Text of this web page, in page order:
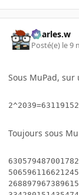
Charles.w
Posté(e) le 9
Sous MuPad, sur
Toujours sous
630579487001782335726002615792364094952165878414343610620052345960454000623869717150110134871530406526\
506596116621245692979780766018454723814941962225280444496680617986892514285389144879868315356003294016\
268897967389615776485793286944718984742918155008669160686304394046689980772947571955818313574524053261\
334280151435474048213519731874464008804365682389586791274105235358818815781558634177999971887863992158\
897446085044123998978046463312787515180116167648729645857420185283426852765196485647629155480382695950\
964878246182512241779417530644366508296359890621342374743216814827298677837537127191389325078789702161\
244755212399071022208336288737320260669289128618363837680219125084636139500779965085831721640867438122\
082462575279544168944143807852182258001494675170105254593973657504895409323103589111263340101457860479\
633052538616499311242755803364866160690679932450546437333357801314944297615473518989151906689225640218\
032168511843254194475054735008588057580564616708627171314609458370995184597065870225908848090609713158\
371205008197360061232451962937688497529185472891365374205366335638167903354851268543866741594606404778\
534413170189227201660243619326967118038553371962949277208611272730183912256392169184870667944551006135\
610198093987592067804976863451816862307886633527590311207052252043768778150433169161733611555938489871\